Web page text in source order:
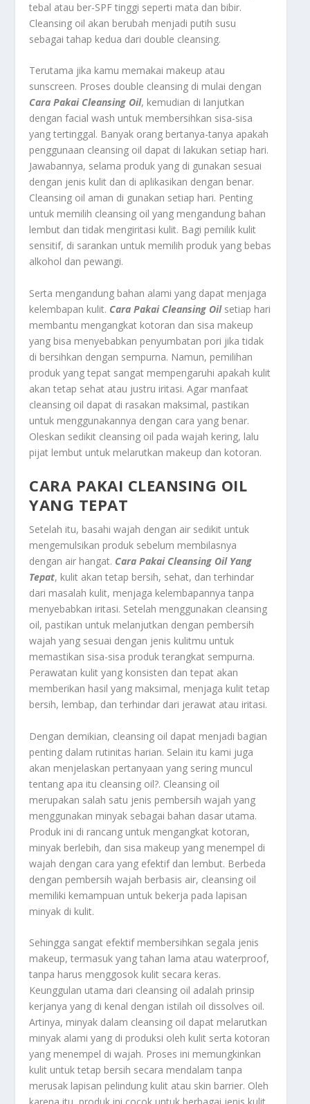
tebal atau ber-SPF tinggi seperti mata dan bibir.
Cleansing oil akan berubah menjadi putih susu
sebagai tahap kedua dari double cleansing.
Terutama jika kamu memakai makeup atau
sunscreen. Proses double cleansing di mulai dengan
Cara Pakai Cleansing Oil, kemudian di lanjutkan
dengan facial wash untuk membersihkan sisa-sisa
yang tertinggal. Banyak orang bertanya-tanya apakah
penggunaan cleansing oil dapat di lakukan setiap hari.
Jawabannya, selama produk yang di gunakan sesuai
dengan jenis kulit dan di aplikasikan dengan benar.
Cleansing oil aman di gunakan setiap hari. Penting
untuk memilih cleansing oil yang mengandung bahan
lembut dan tidak mengiritasi kulit. Bagi pemilik kulit
sensitif, di sarankan untuk memilih produk yang bebas
alkohol dan pewangi.
Serta mengandung bahan alami yang dapat menjaga
kelembapan kulit. Cara Pakai Cleansing Oilsetiap hari
membantu mengangkat kotoran dan sisa makeup
yang bisa menyebabkan penyumbatan pori jika tidak
di bersihkan dengan sempurna. Namun, pemilihan
produk yang tepat sangat mempengaruhi apakah kulit
akan tetap sehat atau justru iritasi. Agar manfaat
cleansing oil dapat di rasakan maksimal, pastikan
untuk menggunakannya dengan cara yang benar.
Oleskan sedikit cleansing oil pada wajah kering, lalu
pijat lembut untuk melarutkan makeup dan kotoran.
CARA PAKAI CLEANSING OIL
YANG TEPAT
Setelah itu, basahi wajah dengan air sedikit untuk
mengemulsikan produk sebelum membilasnya
dengan air hangat. Cara Pakai Cleansing Oil Yang
Tepat, kulit akan tetap bersih, sehat, dan terhindar
dari masalah kulit, menjaga kelembapannya tanpa
menyebabkan iritasi. Setelah menggunakan cleansing
oil, pastikan untuk melanjutkan dengan pembersih
wajah yang sesuai dengan jenis kulitmu untuk
memastikan sisa-sisa produk terangkat sempurna.
Perawatan kulit yang konsisten dan tepat akan
memberikan hasil yang maksimal, menjaga kulit tetap
bersih, lembap, dan terhindar dari jerawat atau iritasi.
Dengan demikian, cleansing oil dapat menjadi bagian
penting dalam rutinitas harian. Selain itu kami juga
akan menjelaskan pertanyaan yang sering muncul
tentang apa itu cleansing oil?. Cleansing oil
merupakan salah satu jenis pembersih wajah yang
menggunakan minyak sebagai bahan dasar utama.
Produk ini di rancang untuk mengangkat kotoran,
minyak berlebih, dan sisa makeup yang menempel di
wajah dengan cara yang efektif dan lembut. Berbeda
dengan pembersih wajah berbasis air, cleansing oil
memiliki kemampuan untuk bekerja pada lapisan
minyak di kulit.
Sehingga sangat efektif membersihkan segala jenis
makeup, termasuk yang tahan lama atau waterproof,
tanpa harus menggosok kulit secara keras.
Keunggulan utama dari cleansing oil adalah prinsip
kerjanya yang di kenal dengan istilah oil dissolves oil.
Artinya, minyak dalam cleansing oil dapat melarutkan
minyak alami yang di produksi oleh kulit serta kotoran
yang menempel di wajah. Proses ini memungkinkan
kulit untuk tetap bersih secara mendalam tanpa
merusak lapisan pelindung kulit atau skin barrier. Oleh